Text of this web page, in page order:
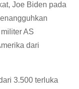
Joe Biden pada
AS
dari
3.500 terluka